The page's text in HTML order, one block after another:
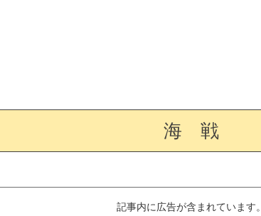
海 戦
記事内に広告が含まれています。